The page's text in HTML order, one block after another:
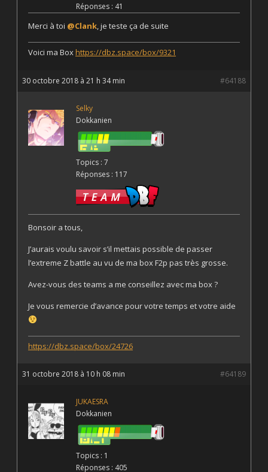
Réponses : 41
Merci à toi @Clank, je teste ça de suite
Voici ma Boxhttps://dbz.space/box/9321
30 octobre 2018 à 21 h 34 min #64188
Selky
Dokkanien
Topics : 7
Réponses : 117
Bonsoir a tous,
J’aurais voulu savoir s’il mettais possible de passer
l’extreme Z battle au vu de ma box F2p pas très grosse.
Avez-vous des teams a me conseillez avec ma box ?
Je vous remercie d’avance pour votre temps et votre aide
https://dbz.space/box/24726
31 octobre 2018 à 10 h 08 min #64189
JUKAESRA
Dokkanien
Topics : 1
Réponses : 405